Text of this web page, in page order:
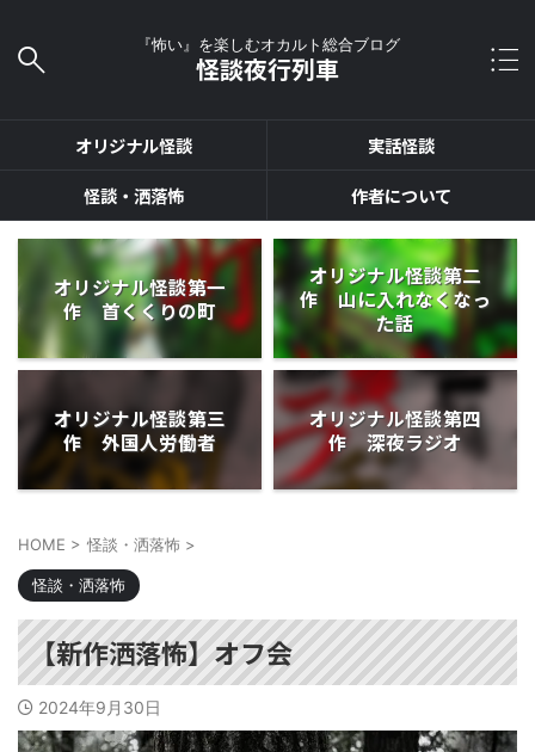
『怖い』を楽しむオカルト総合ブログ
怪談夜行列車
オリジナル怪談
実話怪談
怪談・洒落怖
作者について
オリジナル怪談第一
作 首くくりの町
オリジナル怪談第二
作 山に入れなくなっ
た話
オリジナル怪談第三
作 外国人労働者
オリジナル怪談第四
作 深夜ラジオ
HOME > 怪談・洒落怖 >
怪談・洒落怖
【新作洒落怖】オフ会
2024年9月30日